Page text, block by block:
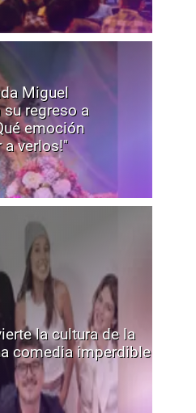
Miguel
regreso a
emoción
a verlos!"
la cultura de la
comedia imperdible